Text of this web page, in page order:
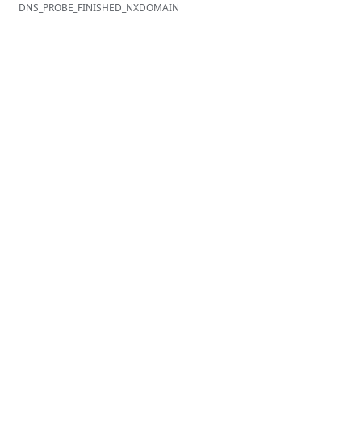
DNS_PROBE_FINISHED_NXDOMAIN